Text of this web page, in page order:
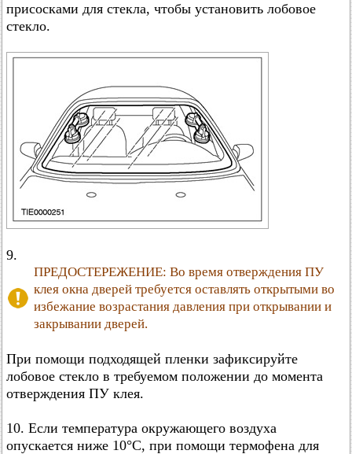
присосками для стекла, чтобы установить лобовое
стекло.
9.
ПРЕДОСТЕРЕЖЕНИЕ: Во время отверждения ПУ
клея окна дверей требуется оставлять открытыми во
избежание возрастания давления при открывании и
закрывании дверей.
При помощи подходящей пленки зафиксируйте
лобовое стекло в требуемом положении до момента
отверждения ПУ клея.
10. Если температура окружающего воздуха
опускается ниже 10°C, при помощи термофена для